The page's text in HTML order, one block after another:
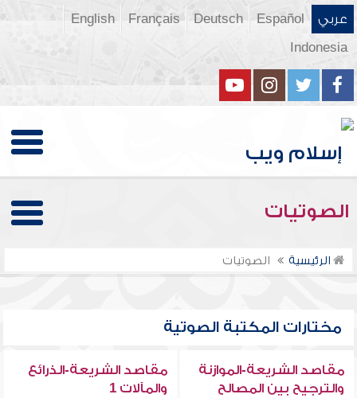
عربي Español
Deutsch
Français
English
Indonesia
الصوتيات
الرئيسية الصوتيات
مختارات المكتبة الصوتية
مقاصد الشريعة-الموازنة
والترجيح بين المصالح
مقاصد الشريعة-الذرائع
والمآلات 1